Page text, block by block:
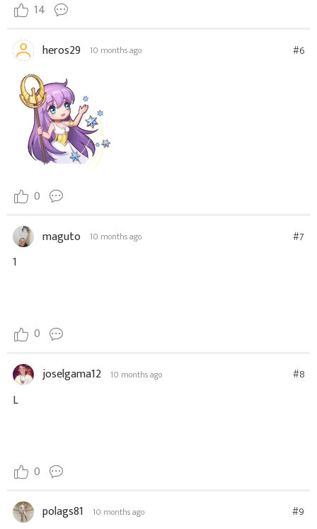
14
heros29 10 months ago #6
0
maguto 10 months ago #7
1
0
joselgama12 10 months ago #8
L
0
polags81 10 months ago #9